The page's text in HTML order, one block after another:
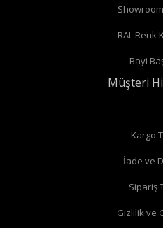
Radyatör borularınız duvardan
düz vana
Düz radyatör vanalarında
RAL Renk
Bayi
Müşteri
Kargo
İade ve
Sipariş
Gizlilik ve